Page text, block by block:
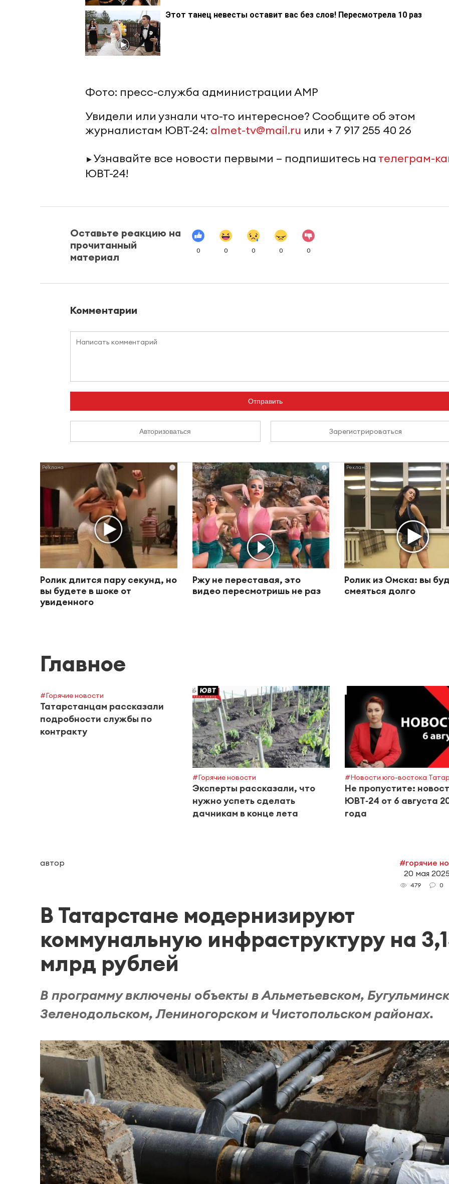
Этот танец невесты оставит вас без слов! Пересмотрела 10 раз
Фото: пресс-служба администрации АМР
Увидели или узнали что-то интересное? Сообщите об этом
журналистам ЮВТ-24: almet-tv@mail.ru или + 7 917 255 40 26
► Узнавайте все новости первыми – подпишитесь на телеграм-
ЮВТ-24!
Оставьте реакцию на
прочитанный
материал
0 0 0 0 0
Комментарии
Отправить
Авторизоваться Зарегистрироваться
i
Ролик длится пару секунд, но
вы будете в шоке от
увиденного
i
Ржу не переставая, это
видео пересмотришь не раз
Ролик из Омска: вы
смеяться долго
Главное
#Горячие новости
Татарстанцам рассказали
подробности службы по
контракту
#Горячие новости
Эксперты рассказали, что
нужно успеть сделать
дачникам в конце лета
#Новости юго-востока
Не пропустите:
ЮВТ‑24 от 6 августа
года
автор
#горячие
20 мая
479 0
В Татарстане модернизируют
коммунальную инфраструктуру на
млрд рублей
В программу включены объекты в Альметьевском,
Зеленодольском, Лениногорском и Чистопольском районах.